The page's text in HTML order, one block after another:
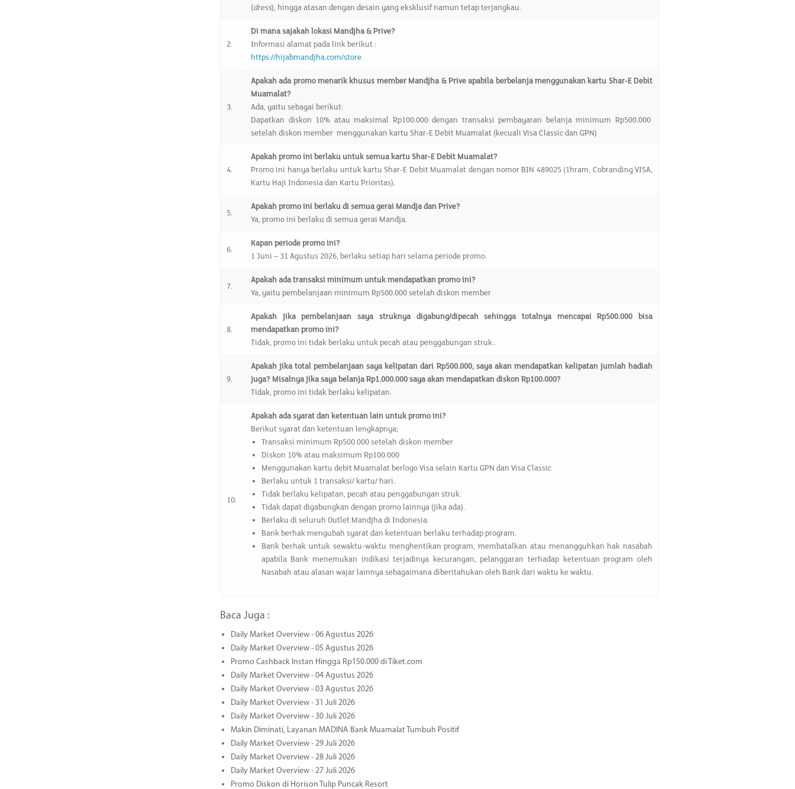
(dress), hingga atasan dengan desain yang eksklusif namun tetap terjangkau.
2.
Di mana sajakah lokasi Mandjha & Prive?
Informasi alamat pada link berikut :
https://hijabmandjha.com/store
3.
Apakah ada promo menarik khusus member Mandjha & Prive apabila berbelanja menggunakan kartu Shar-E Debit
Muamalat?
Ada, yaitu sebagai berikut:
Dapatkan diskon 10% atau maksimal Rp100.000 dengan transaksi pembayaran belanja minimum Rp500.000
setelah diskon member menggunakan kartu Shar-E Debit Muamalat (kecuali Visa Classic dan GPN)
4.
Apakah promo ini berlaku untuk semua kartu Shar-E Debit Muamalat?
Promo ini hanya berlaku untuk kartu Shar-E Debit Muamalat dengan nomor BIN 489025 (1hram, Cobranding VISA,
Kartu Haji Indonesia dan Kartu Prioritas).
5.
Apakah promo ini berlaku di semua gerai Mandja dan Prive?
Ya, promo ini berlaku di semua gerai Mandja.
6.
Kapan periode promo ini?
1 Juni – 31 Agustus 2026, berlaku setiap hari selama periode promo.
7.
Apakah ada transaksi minimum untuk mendapatkan promo ini?
Ya, yaitu pembelanjaan minimum Rp500.000 setelah diskon member
8.
Apakah jika pembelanjaan saya struknya digabung/dipecah sehingga totalnya mencapai Rp500.000 bisa
mendapatkan promo ini?
Tidak, promo ini tidak berlaku untuk pecah atau penggabungan struk..
9.
Apakah jika total pembelanjaan saya kelipatan dari Rp500.000, saya akan mendapatkan kelipatan jumlah hadiah
juga? Misalnya jika saya belanja Rp1.000.000 saya akan mendapatkan diskon Rp100.000?
Tidak, promo ini tidak berlaku kelipatan.
10.
Apakah ada syarat dan ketentuan lain untuk promo ini?
Berikut syarat dan ketentuan lengkapnya;
Transaksi minimum Rp500.000 setelah diskon member
Diskon 10% atau maksimum Rp100.000
Menggunakan kartu debit Muamalat berlogo Visa selain Kartu GPN dan Visa Classic
Berlaku untuk 1 transaksi/ kartu/ hari.
Tidak berlaku kelipatan, pecah atau penggabungan struk.
Tidak dapat digabungkan dengan promo lainnya (jika ada).
Berlaku di seluruh Outlet Mandjha di Indonesia.
Bank berhak mengubah syarat dan ketentuan berlaku terhadap program.
Bank berhak untuk sewaktu-waktu menghentikan program, membatalkan atau menangguhkan hak nasabah
apabila Bank menemukan indikasi terjadinya kecurangan, pelanggaran terhadap ketentuan program oleh
Nasabah atau alasan wajar lainnya sebagaimana diberitahukan oleh Bank dari waktu ke waktu.
Baca Juga :
Daily Market Overview - 06 Agustus 2026
Daily Market Overview - 05 Agustus 2026
Promo Cashback Instan Hingga Rp150.000 di Tiket.com
Daily Market Overview - 04 Agustus 2026
Daily Market Overview - 03 Agustus 2026
Daily Market Overview - 31 Juli 2026
Daily Market Overview - 30 Juli 2026
Makin Diminati, Layanan MADINA Bank Muamalat Tumbuh Positif
Daily Market Overview - 29 Juli 2026
Daily Market Overview - 28 Juli 2026
Daily Market Overview - 27 Juli 2026
Promo Diskon di Horison Tulip Puncak Resort